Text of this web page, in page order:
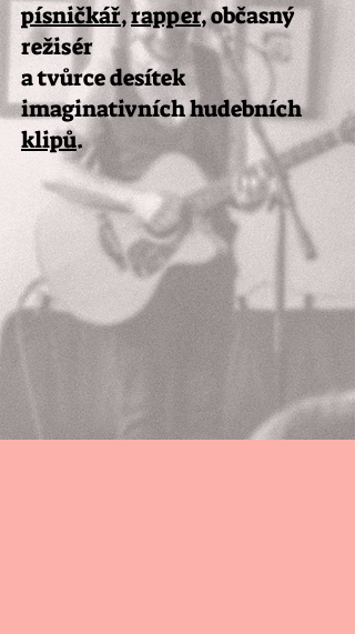
písničkář,rapper, občasný
režisér
a tvůrce desítek
imaginativních hudebních
klipů.